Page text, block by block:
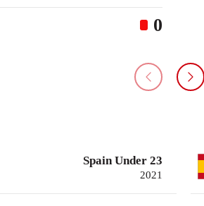
0
Spain Under 23
2021